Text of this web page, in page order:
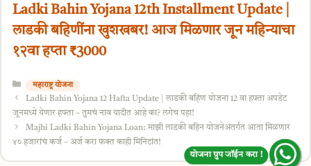
Ladki Bahin Yojana 12th Installment Update |
लाडकी बहिणींना खुशखबर! आज मिळणार जून महिन्याचा
१२वा हप्ता ₹3000
Categories
महाराष्ट्र योजना
Ladki Bahin Yojana 12 Hafta Update | लाडकी बहिण योजना 12 वा हफ्ता अपडेट
जूनमध्ये येणार हफ्ता – तुमचं नाव यादीत आहे का? लगेच पहा!
Majhi Ladki Bahin Yojana Loan: माझी लाडकी बहिन योजनेअंतर्गत आता मिळणार
४० हजारांचं कर्ज – अर्ज करा फक्त काही मिनिटांत!
योजना ग्रुप जॉईन करा !